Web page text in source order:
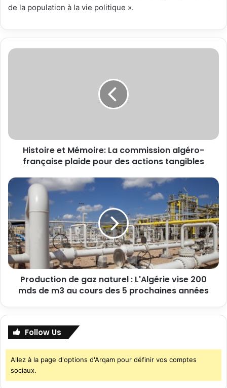
de la population à la vie politique ».
Histoire et Mémoire: La commission algéro-
française plaide pour des actions tangibles
Production de gaz naturel : L'Algérie vise 200
mds de m3 au cours des 5 prochaines années
Follow Us
Allez à la page d'options d'Arqam pour définir vos comptes
sociaux.